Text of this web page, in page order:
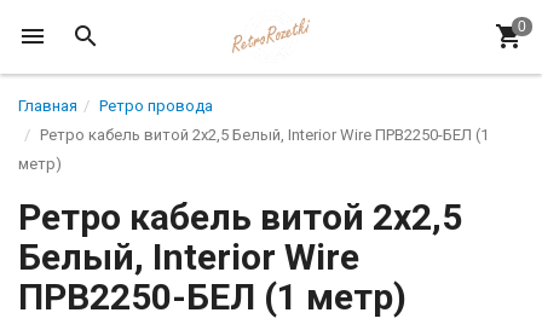
Главная
Ретро провода
Ретро кабель витой 2x2,5 Белый, Interior Wire ПРВ2250-БЕЛ (1
метр)
Ретро кабель витой 2x2,5
Белый, Interior Wire
ПРВ2250-БЕЛ (1 метр)